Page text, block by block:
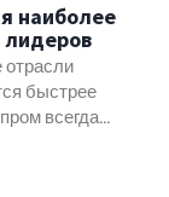
наиболее
лидеров
отрасли
быстрее
всегда